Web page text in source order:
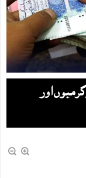
اور